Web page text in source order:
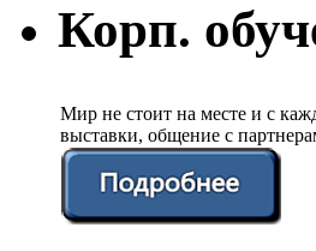
Корп.
Мир не стоит на месте и с
выставки, общение с